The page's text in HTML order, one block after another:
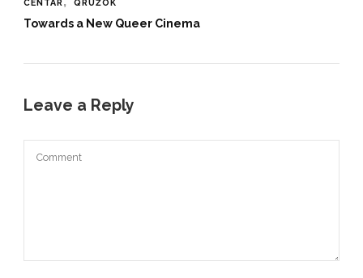
CENTAR QRUŽOK
Towards a New Queer Cinema
Leave a Reply